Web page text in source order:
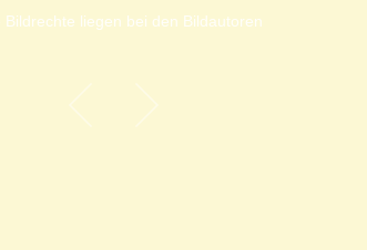
Bildrechte liegen bei den Bildautoren